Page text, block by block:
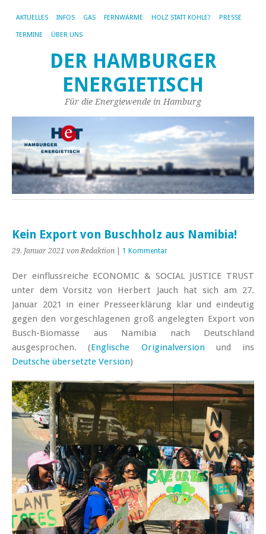
AKTUELLES INFOS GAS FERNWÄRME HOLZ STATT KOHLE? PRESSE
TERMINE ÜBER UNS
DER HAMBURGER
ENERGIETISCH
Für die Energiewende in Hamburg
Kein Export von Buschholz aus Namibia!
29. Januar 2021 von Redaktion 1 Kommentar
Der einflussreiche ECONOMIC & SOCIAL JUSTICE TRUST
unter dem Vorsitz von Herbert Jauch hat sich am 27.
Januar 2021 in einer Presseerklärung klar und eindeutig
gegen den vorgeschlagenen groß angelegten Export von
Busch-Biomasse aus Namibia nach Deutschland
ausgesprochen. (Englische Originalversionund ins
Deutsche übersetzte Version)